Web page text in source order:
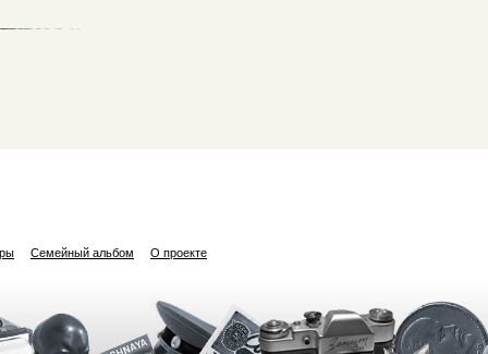
Семейный альбом О проекте